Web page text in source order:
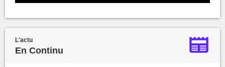
L'actu
En Continu